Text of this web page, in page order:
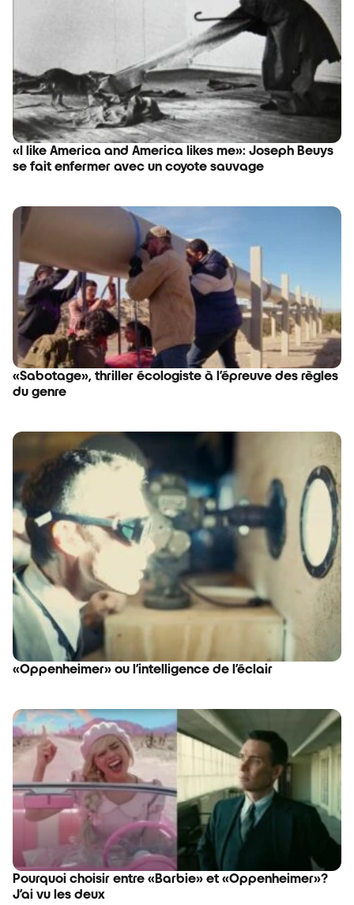
«I like America and America likes me»: Joseph Beuys
se fait enfermer avec un coyote sauvage
«Sabotage», thriller écologiste à l’épreuve des règles
du genre
«Oppenheimer» ou l’intelligence de l’éclair
Pourquoi choisir entre «Barbie» et «Oppenheimer»?
J’ai vu les deux